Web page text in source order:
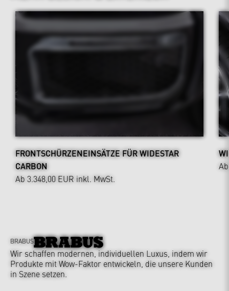
FRONTSCHÜRZENEINSÄTZE FÜR WIDESTAR
CARBON
Ab 3.348,00 EUR inkl. MwSt.
BRABUS
Wir schaffen modernen, individuellen Luxus, indem wir
Produkte mit Wow-Faktor entwickeln, die unsere Kunden
in Szene setzen.